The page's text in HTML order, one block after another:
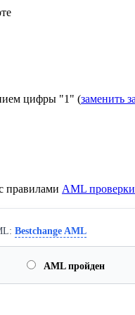
цифры "1" (заменить
правилами AML проверки
Bestchange AML
AML пройден